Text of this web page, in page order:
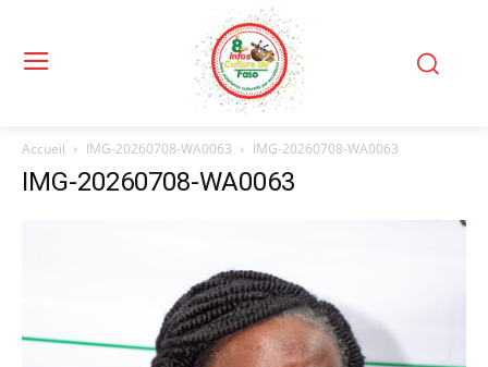
Accueil IMG-20260708-WA0063 IMG-20260708-WA0063
IMG-20260708-WA0063